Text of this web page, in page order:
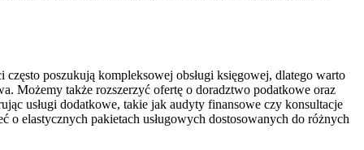
poszukują kompleksowej obsługi księgowej, dlatego warto
Możemy także rozszerzyć ofertę o doradztwo podatkowe oraz
usługi dodatkowe, takie jak audyty finansowe czy konsultacje
elastycznych pakietach usługowych dostosowanych do różnych